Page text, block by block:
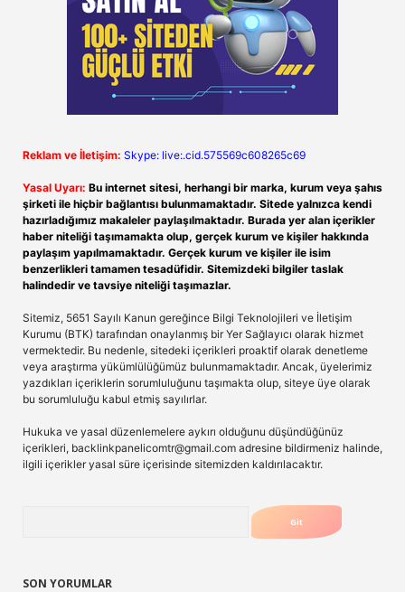
Reklam ve İletişim: Skype: live:.cid.575569c608265c69
Yasal Uyarı: Bu internet sitesi, herhangi bir marka, kurum veya şahıs
şirketi ile hiçbir bağlantısı bulunmamaktadır. Sitede yalnızca kendi
hazırladığımız makaleler paylaşılmaktadır. Burada yer alan içerikler
haber niteliği taşımamakta olup, gerçek kurum ve kişiler hakkında
paylaşım yapılmamaktadır. Gerçek kurum ve kişiler ile isim
benzerlikleri tamamen tesadüfidir. Sitemizdeki bilgiler taslak
halindedir ve tavsiye niteliği taşımazlar.
Sitemiz, 5651 Sayılı Kanun gereğince Bilgi Teknolojileri ve İletişim
Kurumu (BTK) tarafından onaylanmış bir Yer Sağlayıcı olarak hizmet
vermektedir. Bu nedenle, sitedeki içerikleri proaktif olarak denetleme
veya araştırma yükümlülüğümüz bulunmamaktadır. Ancak, üyelerimiz
yazdıkları içeriklerin sorumluluğunu taşımakta olup, siteye üye olarak
bu sorumluluğu kabul etmiş sayılırlar.
Hukuka ve yasal düzenlemelere aykırı olduğunu düşündüğünüz
içerikleri, backlinkpanelicomtr@gmail.com adresine bildirmeniz halinde,
ilgili içerikler yasal süre içerisinde sitemizden kaldırılacaktır.
SON YORUMLAR